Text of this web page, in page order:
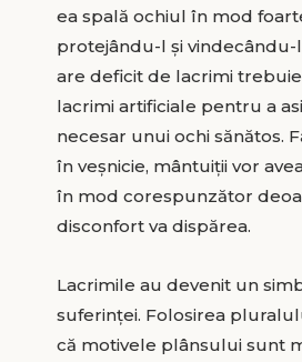
ea spală ochiul în mod
protejându-l și vindecându-
are deficit de lacrimi
lacrimi artificiale pentru a
necesar unui ochi sănătos.
în veșnicie, mântuiții vor
în mod corespunzător
disconfort va dispărea.
Lacrimile au devenit un
suferinței. Folosirea
că motivele plânsului sunt